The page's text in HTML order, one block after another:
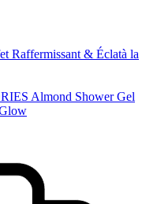
Raffermissant & Éclatà la
Almond Shower Gel